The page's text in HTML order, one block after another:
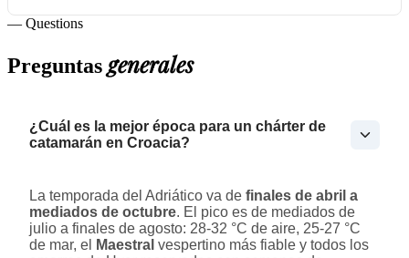
— Questions
Preguntasgenerales
¿Cuál es la mejor época para un chárter de
catamarán en Croacia?
La temporada del Adriático va de finales de abril a
mediados de octubre. El pico es de mediados de
julio a finales de agosto: 28-32 °C de aire, 25-27 °C
de mar, el
Maestral vespertino más fiable y todos los